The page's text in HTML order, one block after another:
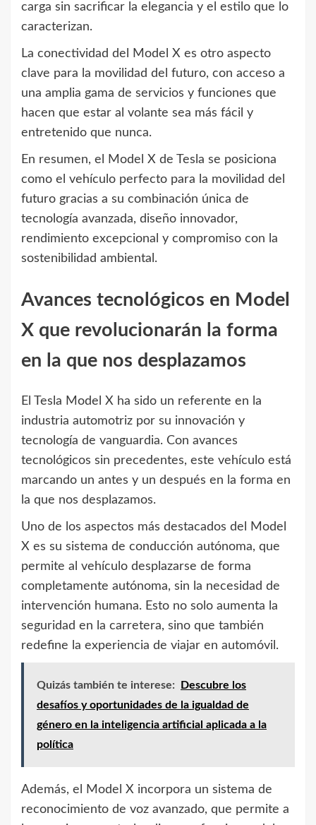
carga sin sacrificar la elegancia y el estilo que lo
caracterizan.
La conectividad del Model X es otro aspecto
clave para la movilidad del futuro, con acceso a
una amplia gama de servicios y funciones que
hacen que estar al volante sea más fácil y
entretenido que nunca.
En resumen, el Model X de Tesla se posiciona
como el vehículo perfecto para la movilidad del
futuro gracias a su combinación única de
tecnología avanzada, diseño innovador,
rendimiento excepcional y compromiso con la
sostenibilidad ambiental.
Avances tecnológicos en Model
X que revolucionarán la forma
en la que nos desplazamos
El Tesla Model X ha sido un referente en la
industria automotriz por su innovación y
tecnología de vanguardia. Con avances
tecnológicos sin precedentes, este vehículo está
marcando un antes y un después en la forma en
la que nos desplazamos.
Uno de los aspectos más destacados del Model
X es su sistema de conducción autónoma, que
permite al vehículo desplazarse de forma
completamente autónoma, sin la necesidad de
intervención humana. Esto no solo aumenta la
seguridad en la carretera, sino que también
redefine la experiencia de viajar en automóvil.
Quizás también te interese:
Descubre los
desafíos y oportunidades de la igualdad de
género en la inteligencia artificial aplicada a la
política
Además, el Model X incorpora un sistema de
reconocimiento de voz avanzado, que permite a